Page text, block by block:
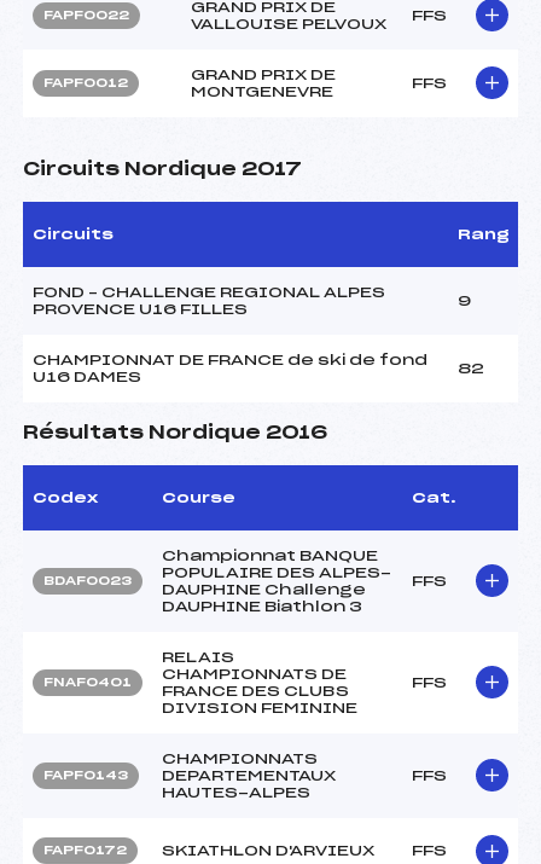
FAPF0022
GRAND PRIX DE
VALLOUISE PELVOUX
FFS
FAPF0012
GRAND PRIX DE
MONTGENEVRE
FFS
Circuits Nordique 2017
Circuits Rang
FOND – CHALLENGE REGIONAL ALPES
PROVENCE U16 FILLES
9
CHAMPIONNAT DE FRANCE de ski de fond
U16 DAMES
82
Résultats Nordique 2016
Codex Course Cat.
BDAF0023
Championnat BANQUE
POPULAIRE DES ALPES-
DAUPHINE Challenge
DAUPHINE Biathlon 3
FFS
FNAF0401
RELAIS
CHAMPIONNATS DE
FRANCE DES CLUBS
DIVISION FEMININE
FFS
FAPF0143
CHAMPIONNATS
DEPARTEMENTAUX
HAUTES-ALPES
FFS
FAPF0172 SKIATHLON D'ARVIEUX FFS